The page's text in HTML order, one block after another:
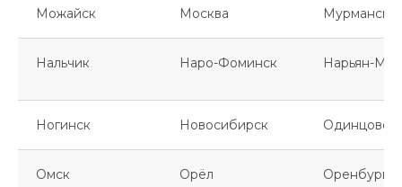
Можайск Москва Мурманск
Нальчик Наро-Фоминск Нарьян-Мар
Ногинск Новосибирск Одинцово
Омск Орёл Оренбург